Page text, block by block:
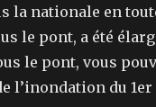
la nationale en
le pont, a été
le pont, vous
l’inondation du 1er